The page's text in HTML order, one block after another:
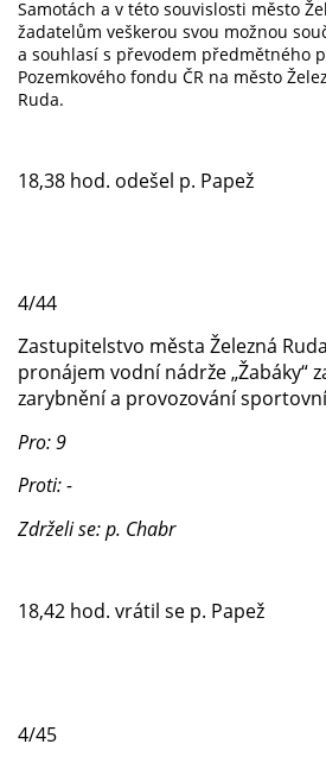
Samotách a v této souvislosti město
žadatelům veškerou svou možnou
a souhlasí s převodem předmětného
Pozemkového fondu ČR na město
Ruda.
18,38 hod. odešel p. Papež
4/44
Zastupitelstvo města Železná
pronájem vodní nádrže „Žabáky“
zarybnění a provozování
Pro: 9
Proti: -
Zdrželi se: p. Chabr
18,42 hod. vrátil se p. Papež
4/45